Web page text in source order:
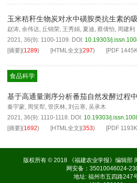
玉米秸秆生物炭对水中磺胺类抗生素的
赵涛, 余伟达, 丘锦荣, 王秀娟, 夏迪, 蔡倩怡, 周建利
2021, 36(9): 1100-1109. DOI: 10.19303/
[摘要](1289) [HTML全文](297) [PDF
食品科学
基于高通量测序分析番茄自然发酵过程
秦宇蒙, 周笑犁, 管庆林, 刘云寒, 吴承木
2021, 36(9): 1110-1118. DOI: 10.19303/
[摘要](1692) [HTML全文](353) [PDF
版权所有 © 2018 《福建农业学报》编辑部
网安备：35010046024-
地址: 福州市五四路247